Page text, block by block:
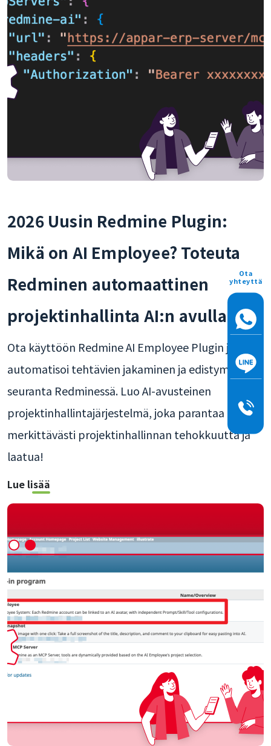
2026 Uusin Redmine Plugin:
Mikä on AI Employee? Toteuta
Redminen automaattinen
projektinhallinta AI:n avulla
Ota käyttöön Redmine AI Employee Plugin ja
automatisoi tehtävien jakaminen ja edistymisen
seuranta Redminessä. Luo AI-avusteinen
projektinhallintajärjestelmä, joka parantaa
merkittävästi projektinhallinnan tehokkuutta ja
laatua!
Lue lisää
Ota
yhteyttä